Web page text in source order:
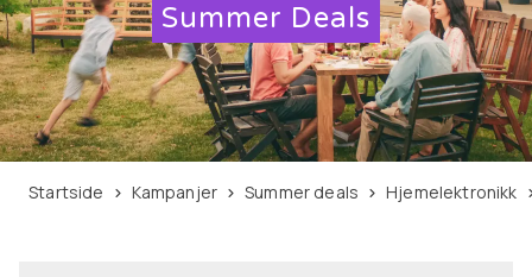
Summer Deals
Startside Kampanjer Summer deals Hjemelektronikk